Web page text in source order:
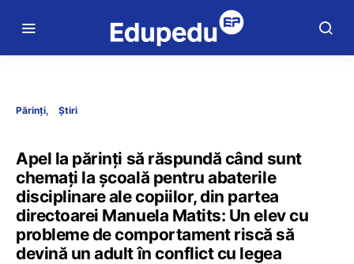
Părinți Știri
Apel la părinți să răspundă când sunt
chemați la școală pentru abaterile
disciplinare ale copiilor, din partea
directoarei Manuela Matits: Un elev cu
probleme de comportament riscă să
devină un adult în conflict cu legea